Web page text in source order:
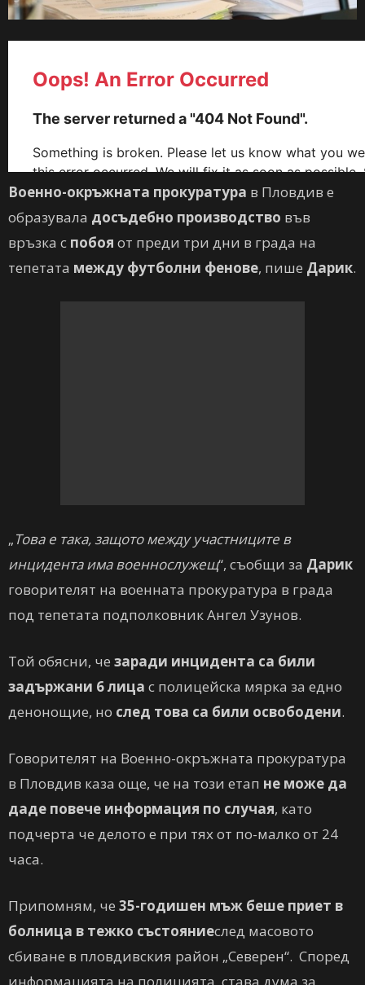
Военно-окръжната прокуратура в Пловдив е
образувала досъдебно производство във
връзка с побоя от преди три дни в града на
тепетата между футболни фенове, пише Дарик.
„Това е така, защото между участниците в
инцидента има военнослужещ“, съобщи за Дарик
говорителят на военната прокуратура в града
под тепетата подполковник Ангел Узунов.
Той обясни, че заради инцидента са били
задържани 6 лица с полицейска мярка за едно
денонощие, но след това са били освободени.
Говорителят на Военно-окръжната прокуратура
в Пловдив каза още, че на този етап не може да
даде повече информация по случая, като
подчерта че делото е при тях от по-малко от 24
часа.
Припомням, че 35-годишен мъж беше приет в
болница в тежко състояниеслед масовото
сбиване в пловдивския район „Северен“. Според
информацията на полицията, става дума за